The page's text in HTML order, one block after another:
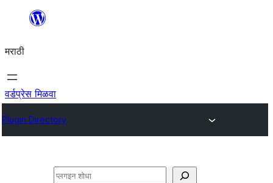
सामुग्रीवर
मराठी
वर्डप्रेस मिळवा
Plugin Directory
शोधा